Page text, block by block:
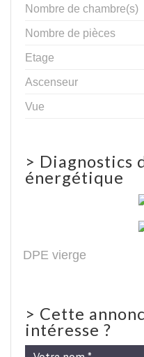
Nombre de chambre(s)
Nombre de pièces
Etage
Ascenseur
Vue
> Diagnostics
énergétique
DPE vierge
> Cette
intéresse ?